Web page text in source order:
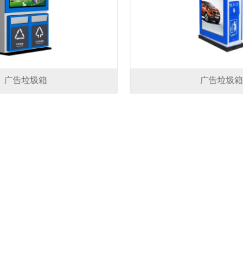
广告垃圾箱 广告垃圾箱